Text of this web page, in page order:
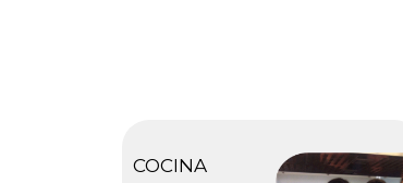
COCINA